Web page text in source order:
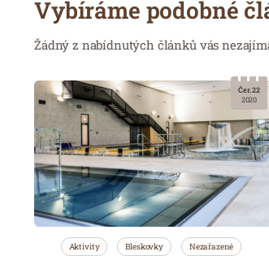
Vybíráme podobné
Žádný z nabídnutých článků vás
Aktivity Bleskovky Nezařazené
Čer. 22
2020